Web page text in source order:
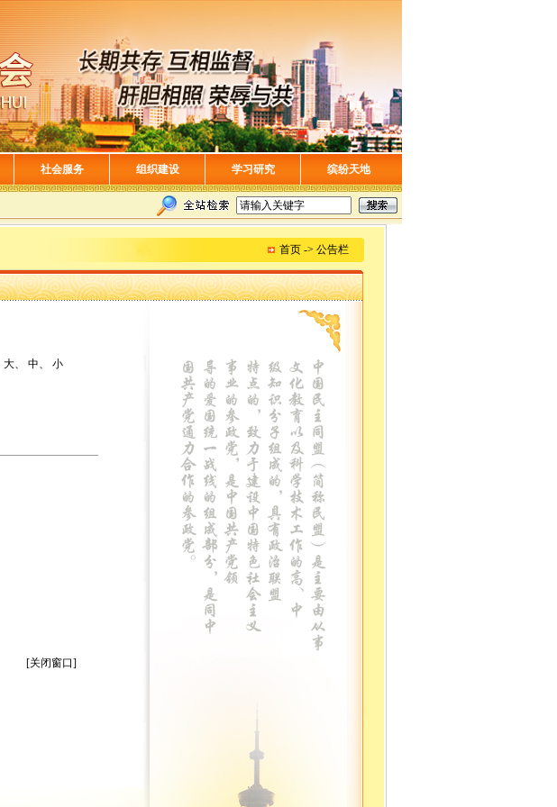
社会服务 组织建设 学习研究 缤纷天地
首页 -> 公告栏
大、 中、 小
[关闭窗口]